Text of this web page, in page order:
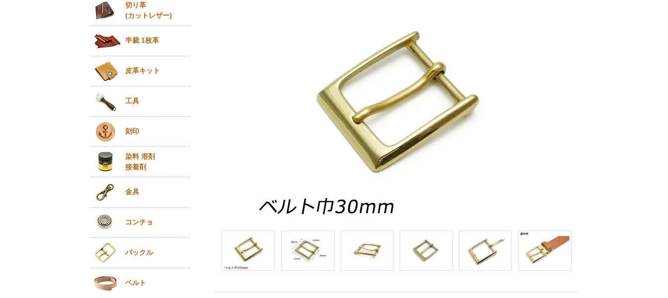
切り革
(カットレザー)
半裁 1枚革
皮革キット
工具
刻印
染料 溶剤
接着剤
金具
コンチョ
バックル
ベルト